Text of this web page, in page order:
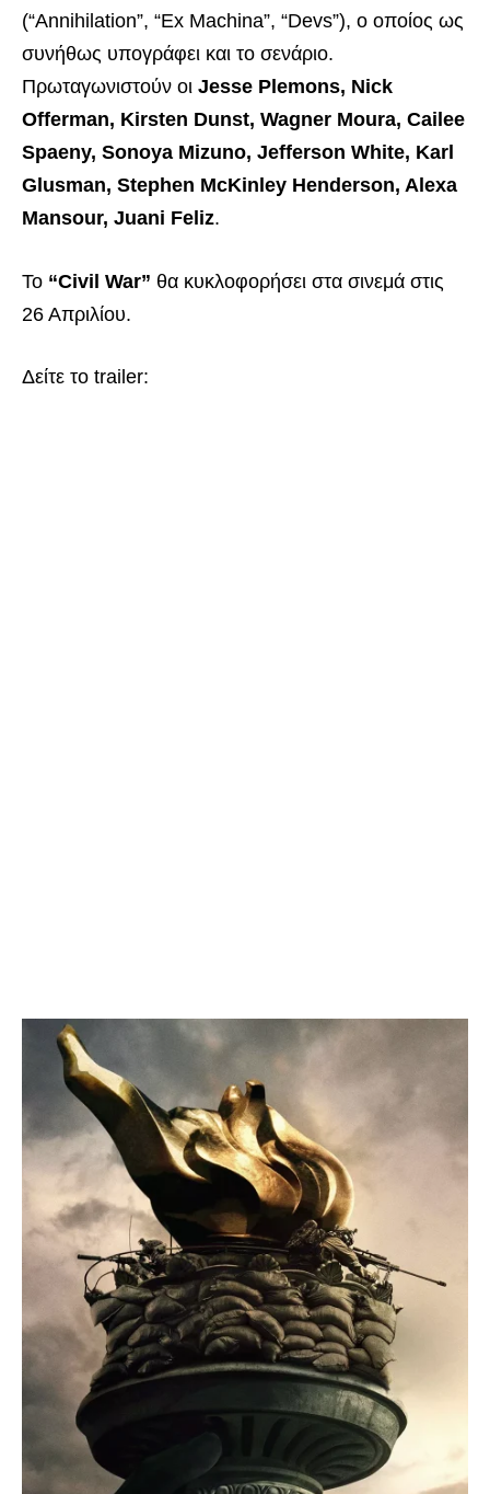
(“Annihilation”, “Ex Machina”, “Devs”), ο οποίος ως
συνήθως υπογράφει και το σενάριο.
Πρωταγωνιστούν οι Jesse Plemons, Nick
Offerman, Kirsten Dunst, Wagner Moura, Cailee
Spaeny, Sonoya Mizuno, Jefferson White, Karl
Glusman, Stephen McKinley Henderson, Alexa
Mansour, Juani Feliz.
Το “Civil War” θα κυκλοφορήσει στα σινεμά στις
26 Απριλίου.
Δείτε το trailer: